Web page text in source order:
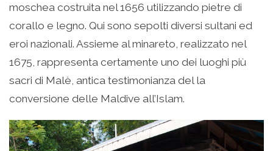
moschea costruita nel 1656 utilizzando pietre di
corallo e legno. Qui sono sepolti diversi sultani ed
eroi nazionali. Assieme al minareto, realizzato nel
1675, rappresenta certamente uno dei luoghi più
sacri di Malè, antica testimonianza del la
conversione delle Maldive all’Islam.